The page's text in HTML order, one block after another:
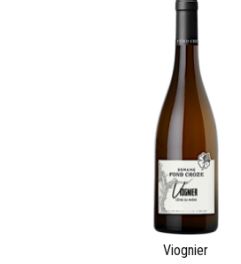
Ajouter au panier
Viognier